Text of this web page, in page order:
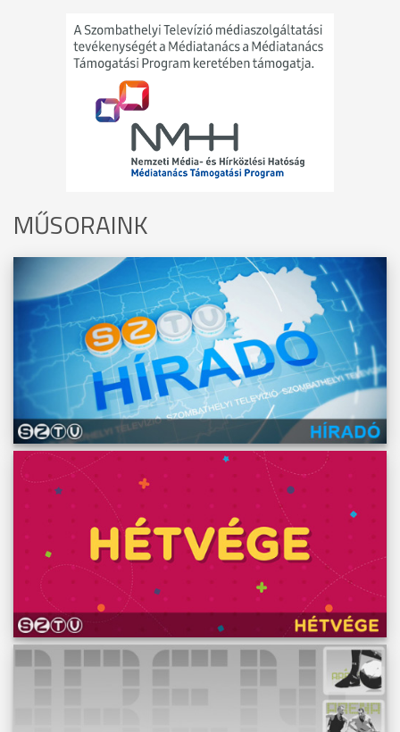
MŰSORAINK